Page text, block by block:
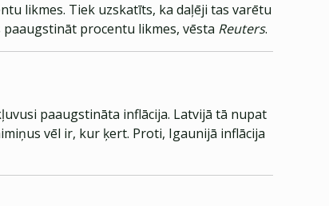
likmes. Tiek uzskatīts, ka daļēji tas varētu
procentu likmes, vēsta Reuters.
paaugstināta inflācija. Latvijā tā nupat
vēl ir, kur ķert. Proti, Igaunijā inflācija